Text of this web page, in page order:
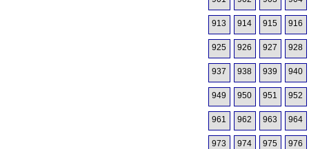
913 914 915 916
925 926 927 928
937 938 939 940
949 950 951 952
961 962 963 964
973 974 975 976